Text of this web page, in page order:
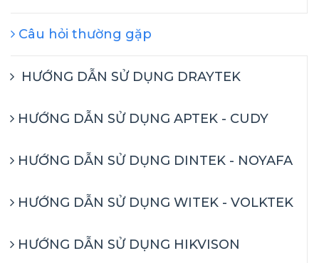
Câu hỏi thường gặp
HƯỚNG DẪN SỬ DỤNG DRAYTEK
HƯỚNG DẪN SỬ DỤNG APTEK - CUDY
HƯỚNG DẪN SỬ DỤNG DINTEK - NOYAFA
HƯỚNG DẪN SỬ DỤNG WITEK - VOLKTEK
HƯỚNG DẪN SỬ DỤNG HIKVISON